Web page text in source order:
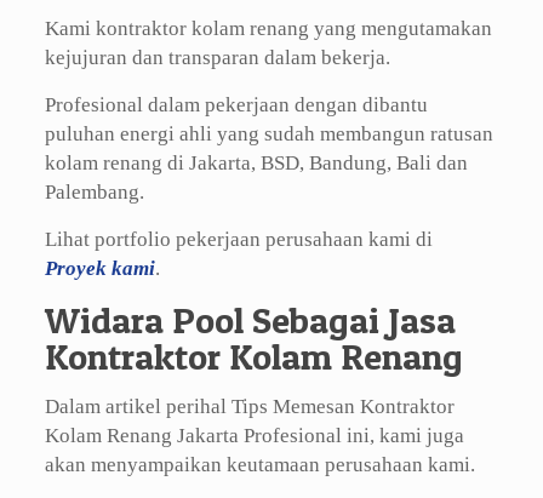
Kami kontraktor kolam renang yang mengutamakan
kejujuran dan transparan dalam bekerja.
Profesional dalam pekerjaan dengan dibantu
puluhan energi ahli yang sudah membangun ratusan
kolam renang di Jakarta, BSD, Bandung, Bali dan
Palembang.
Lihat portfolio pekerjaan perusahaan kami di
Proyek kami.
Widara Pool Sebagai Jasa
Kontraktor Kolam Renang
Dalam artikel perihal Tips Memesan Kontraktor
Kolam Renang Jakarta Profesional ini, kami juga
akan menyampaikan keutamaan perusahaan kami.